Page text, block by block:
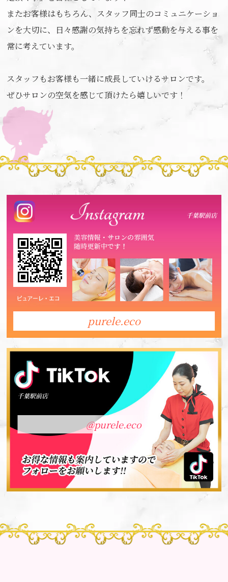
またお客様はもちろん、スタッフ同士のコミュニケーショ
ンを大切に、日々感謝の気持ちを忘れず感動を与える事を
常に考えています。
スタッフもお客様も一緒に成長していけるサロンです。
ぜひサロンの空気を感じて頂けたら嬉しいです！
千葉駅前店
purele.eco
千葉駅前店
@purele.eco